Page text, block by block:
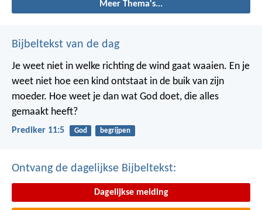
Meer Thema's...
Bijbeltekst van de dag
Je weet niet in welke richting de wind gaat waaien. En je
weet niet hoe een kind ontstaat in de buik van zijn
moeder. Hoe weet je dan wat God doet, die alles
gemaakt heeft?
Prediker 11:5 God begrijpen
Ontvang de dagelijkse Bijbeltekst:
Dagelijkse melding